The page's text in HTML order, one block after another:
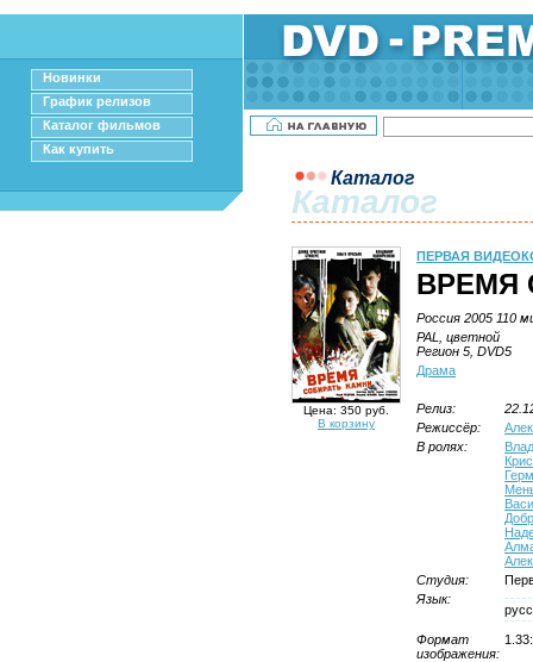
Новинки
График релизов
Каталог фильмов
Как купить
Каталог
Каталог
Цена: 350 руб.
В корзину
ПЕРВАЯ
ВРЕМЯ
Россия 2005 110
PAL, цветной
Регион 5, DVD5
Драма
Релиз:
Режиссёр:
В ролях:
Студия:
Язык:
Формат
изображения: